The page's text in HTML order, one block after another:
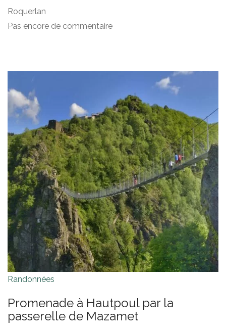
Roquerlan
Pas encore de commentaire
Randonnées
Promenade à Hautpoul par la
passerelle de Mazamet